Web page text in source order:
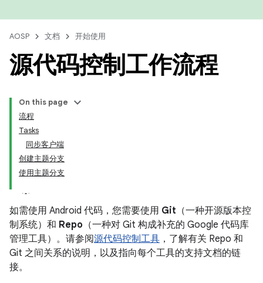
AOSP 文档 开始使用
源代码控制工作流程
On this page
流程
Tasks
同步客户端
创建主题分支
使用主题分支
如需使用 Android 代码，您需要使用 Git （一种开源版本控
制系统）和 Repo （一种对 Git 构成补充的 Google 代码库
管理工具）。请参阅源代码控制工具 ，了解有关 Repo 和
Git 之间关系的说明，以及指向每个工具的支持文档的链
接。